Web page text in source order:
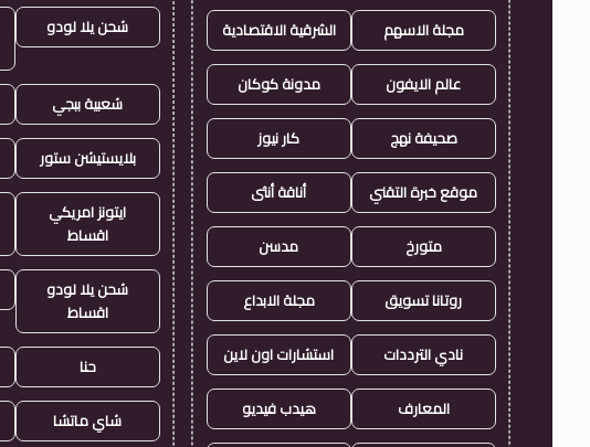
مجلة الاسهم الشرقية الاقتصادية
عالم الايفون مدونة كوكان
صحيفة نهج كار نيوز
موقع خبرة التقني أناقة أنثى
متورخ مدسن
روتانا تسويق مجلة الابداع
نادي الترددات استشارات اون لاين
المعارف هيدب فيديو
شحن يلا لودو
شعبية ببجي
بلايستيشن ستور
ايتونز امريكي
اقساط
شحن يلا لودو
اقساط
حنا
شاي ماتشا